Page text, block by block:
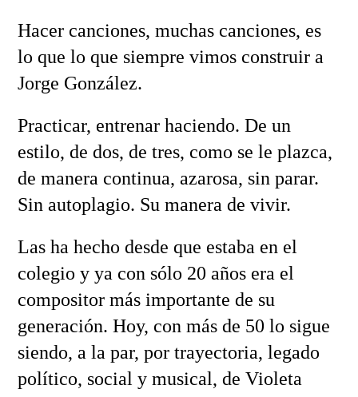
Hacer canciones, muchas canciones, es
lo que lo que siempre vimos construir a
Jorge González.
Practicar, entrenar haciendo. De un
estilo, de dos, de tres, como se le plazca,
de manera continua, azarosa, sin parar.
Sin autoplagio. Su manera de vivir.
Las ha hecho desde que estaba en el
colegio y ya con sólo 20 años era el
compositor más importante de su
generación. Hoy, con más de 50 lo sigue
siendo, a la par, por trayectoria, legado
político, social y musical, de Violeta